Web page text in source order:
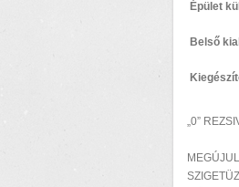
Épület
Belső
„0”